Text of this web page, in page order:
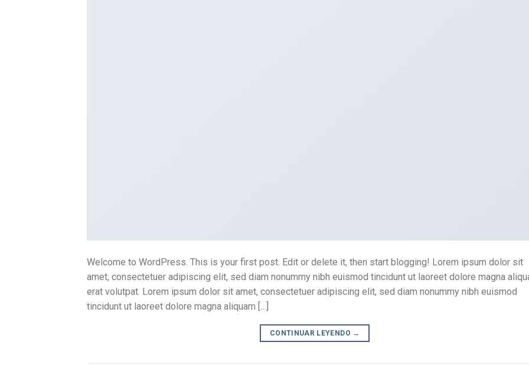
Welcome to WordPress. This is your first post. Edit or delete it, then start blogging! Lorem ipsum dolor sit
amet, consectetuer adipiscing elit, sed diam nonummy nibh euismod tincidunt ut laoreet dolore magna
erat volutpat. Lorem ipsum dolor sit amet, consectetuer adipiscing elit, sed diam nonummy nibh euismod
tincidunt ut laoreet dolore magna aliquam […]
CONTINUAR LEYENDO →